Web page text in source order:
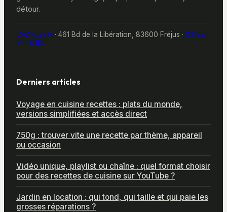
détour.
CHARLEE.K · 461 Bd de la Libération, 83600 Fréjus · 04 98
21 48 99
Derniers articles
Voyage en cuisine recettes : plats du monde,
versions simplifiées et accès direct
750g : trouver vite une recette par thème, appareil
ou occasion
Vidéo unique, playlist ou chaîne : quel format choisir
pour des recettes de cuisine sur YouTube ?
Jardin en location : qui tond, qui taille et qui paie les
grosses réparations ?